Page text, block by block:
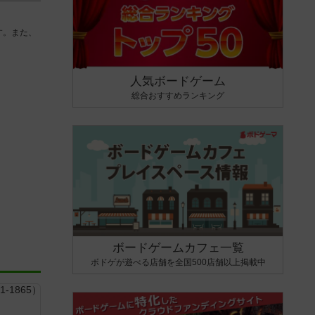
また、
人気ボードゲーム
総合おすすめランキング
ボードゲームカフェ一覧
ボドゲが遊べる店舗を全国500店舗以上掲載中